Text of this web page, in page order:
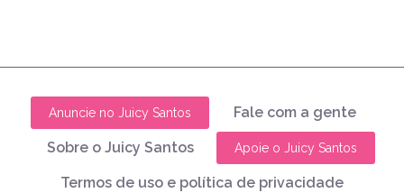
Anuncie no Juicy Santos Fale com a gente
Sobre o Juicy Santos Apoie o Juicy Santos
Termos de uso e política de privacidade